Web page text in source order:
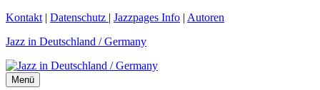
Zum
springen
Kontakt | Datenschutz | Jazzpages Info | Autoren
Jazz in Deutschland / Germany
Menü